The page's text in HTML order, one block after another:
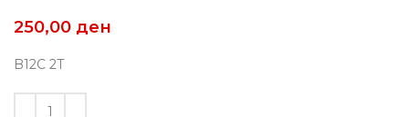
250,00 ден
B12C 2T